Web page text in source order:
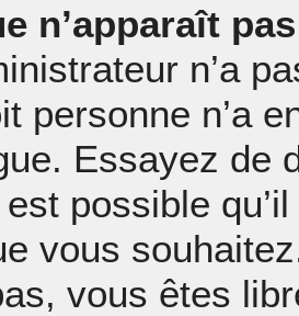
n’apparaît
n’a
personne n’a
Essayez de
est possible
vous
vous êtes